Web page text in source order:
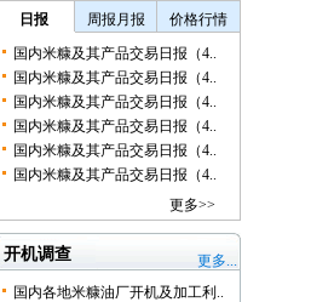
日报 周报月报
价格行情
国内米糠及其产品交易日报（4..
国内米糠及其产品交易日报（4..
国内米糠及其产品交易日报（4..
国内米糠及其产品交易日报（4..
国内米糠及其产品交易日报（4..
国内米糠及其产品交易日报（4..
更多>>
开机调查
更多...
国内各地米糠油厂开机及加工利..